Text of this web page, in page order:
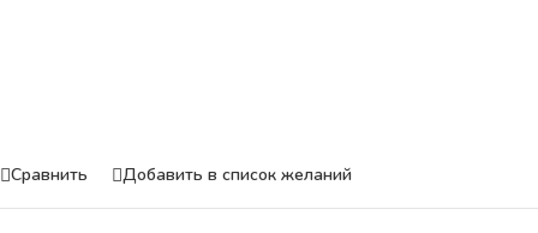
Сравнить Добавить в список желаний